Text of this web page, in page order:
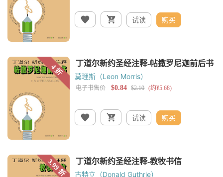
试读 购买
莫理斯（Leon Morris）
试读 购买
古特立（Donald Guthrie）